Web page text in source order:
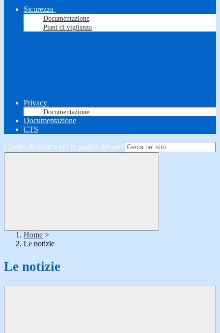
Sicurezza
Documentazione
Piani di vigilanza
Privacy
Documentazione
Documentazione
CTS
Campo di ricerca per le pagine del sito
Home >
Le notizie
Le notizie